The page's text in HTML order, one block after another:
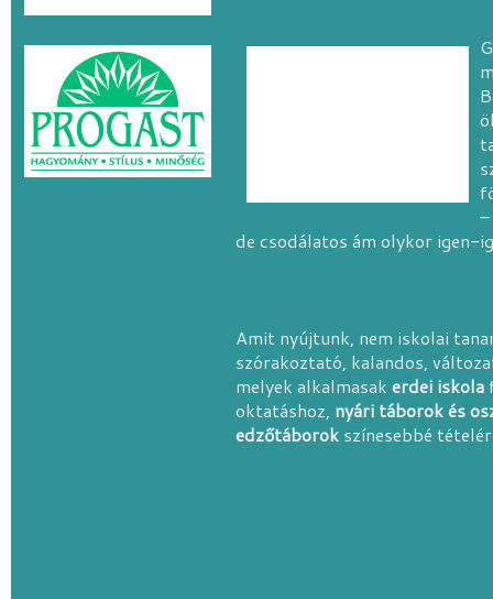
de csodálatos ám olykor igen-
Amit nyújtunk, nem iskolai
szórakoztató, kalandos,
melyek alkalmasak erdei iskola
oktatáshoz, nyári táborok és
edzőtáborok színesebbé